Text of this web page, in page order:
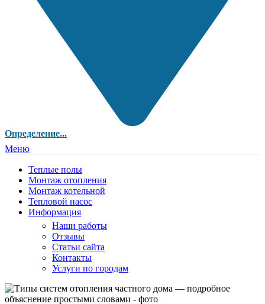
Определение...
Меню
Теплые полы
Монтаж отопления
Монтаж котельной
Тепловой насос
Информация
Наши работы
Отзывы
Статьи сайта
Контакты
Услуги по городам